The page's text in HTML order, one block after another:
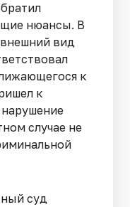
нюансы. В
внешний вид
к
к
случае не
суд